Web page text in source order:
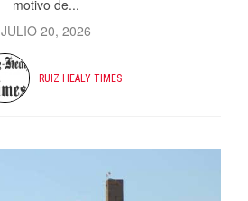
motivo de...
JULIO 20, 2026
RUIZ HEALY TIMES